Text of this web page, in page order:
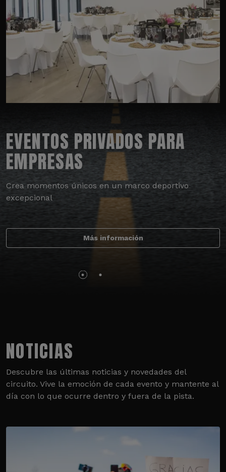
EVENTOS PRIVADOS PARA
EMPRESAS
Crea momentos únicos en un marco deportivo
excepcional
Más información
NOTICIAS
Descubre las últimas noticias y novedades del
circuito. Vive la emoción de cada evento y mantente al
día con lo que ocurre dentro y fuera de la pista.